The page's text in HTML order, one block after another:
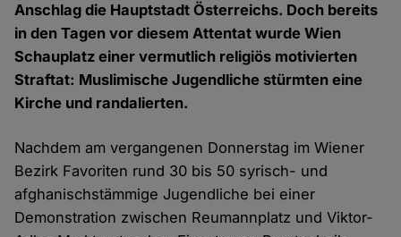
Anschlag die Hauptstadt Österreichs. Doch bereits
in den Tagen vor diesem Attentat wurde Wien
Schauplatz einer vermutlich religiös motivierten
Straftat: Muslimische Jugendliche stürmten eine
Kirche und randalierten.
Nachdem am vergangenen Donnerstag im Wiener
Bezirk Favoriten rund 30 bis 50 syrisch- und
afghanischstämmige Jugendliche bei einer
Demonstration zwischen Reumannplatz und Viktor-